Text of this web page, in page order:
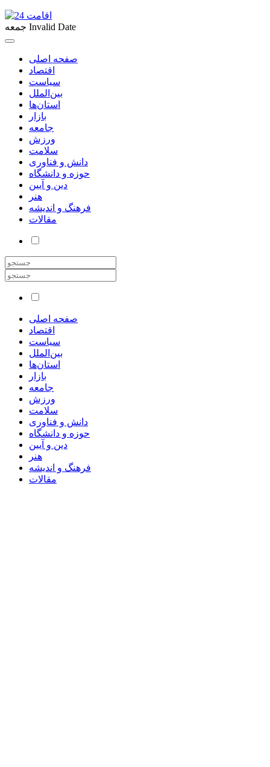
جمعه Invalid Date
صفحه اصلی
اقتصاد
سیاست
بین‌الملل
استان‌ها
بازار
جامعه
ورزش
سلامت
دانش و فناوری
حوزه و دانشگاه
دین و آیین
هنر
فرهنگ و اندیشه
مقالات
صفحه اصلی
اقتصاد
سیاست
بین‌الملل
استان‌ها
بازار
جامعه
ورزش
سلامت
دانش و فناوری
حوزه و دانشگاه
دین و آیین
هنر
فرهنگ و اندیشه
مقالات